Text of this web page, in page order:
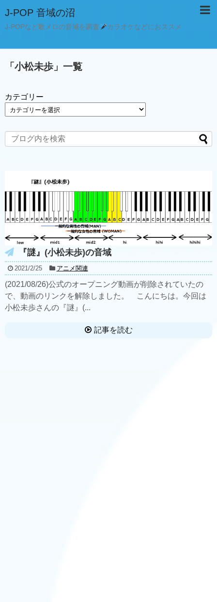
J-POP 音域の沼
J-POPなど歌メロの音域を調査 カラオケなどにおススメ
「 小松未歩 」 一覧
カテゴリー
『謎』(小松未歩)の音域
2021/2/25 アニメ関連
(2021/08/26)公式のオープニング動画が削除されていたの
で、動画のリンクを解除しました。 こんにちは。今回は
小松未歩さんの『謎』(...
記事を読む